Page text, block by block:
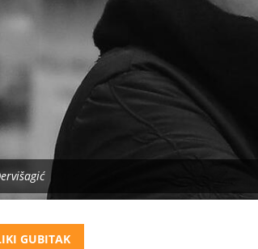
GUBITAK